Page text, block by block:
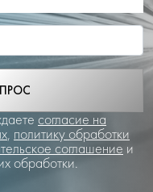
согласие на
, политику обработки
соглашение и
обработки.